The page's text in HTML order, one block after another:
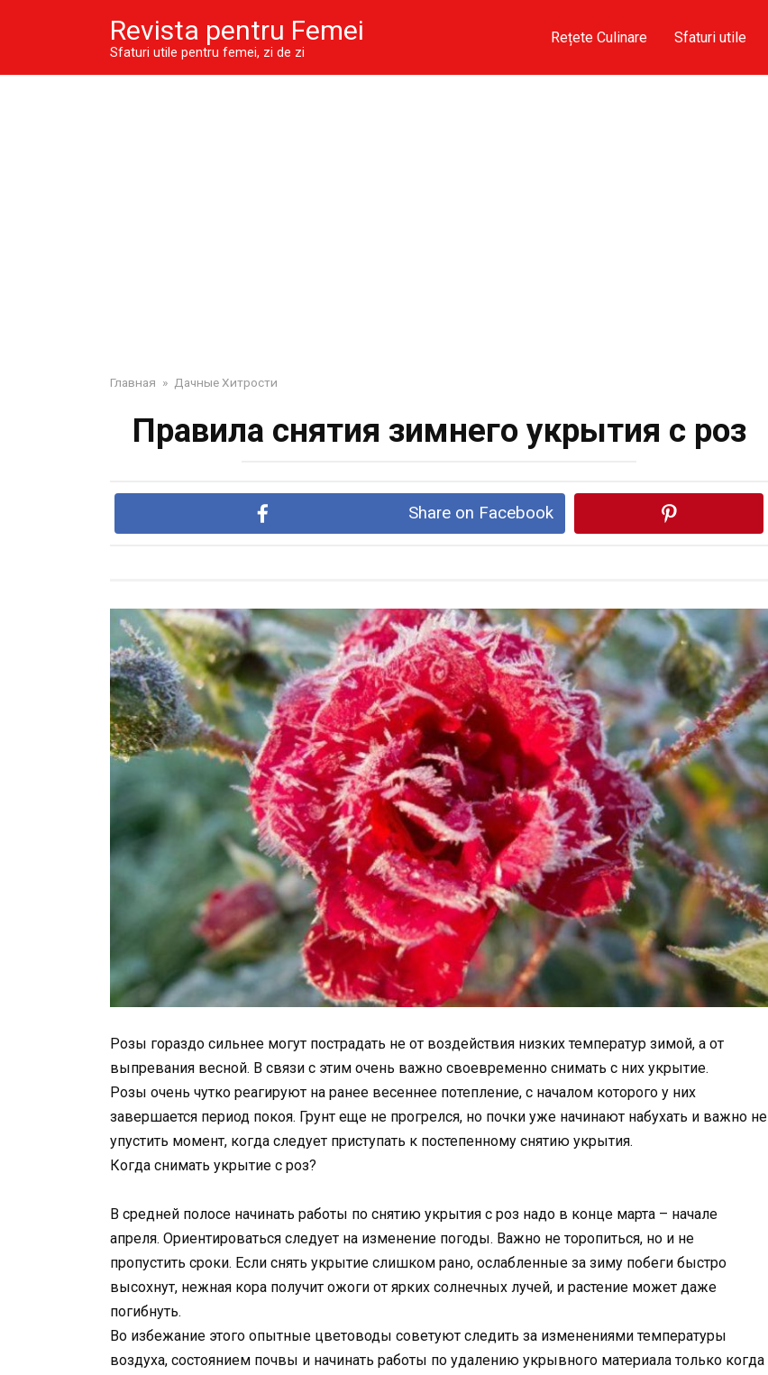
Revista pentru Femei
Sfaturi utile pentru femei, zi de zi
Rețete Culinare Sfaturi utile
Главная » Дачные Хитрости
Правила снятия зимнего укрытия с роз
Share on Facebook
Розы гораздо сильнее могут пострадать не от воздействия низких температур зимой, а от
выпревания весной. В связи с этим очень важно своевременно снимать с них укрытие.
Розы очень чутко реагируют на ранее весеннее потепление, с началом которого у них
завершается период покоя. Грунт еще не прогрелся, но почки уже начинают набухать и важно не
упустить момент, когда следует приступать к постепенному снятию укрытия.
Когда снимать укрытие с роз?
В средней полосе начинать работы по снятию укрытия с роз надо в конце марта – начале
апреля. Ориентироваться следует на изменение погоды. Важно не торопиться, но и не
пропустить сроки. Если снять укрытие слишком рано, ослабленные за зиму побеги быстро
высохнут, нежная кора получит ожоги от ярких солнечных лучей, и растение может даже
погибнуть.
Во избежание этого опытные цветоводы советуют следить за изменениями температуры
воздуха, состоянием почвы и начинать работы по удалению укрывного материала только когда